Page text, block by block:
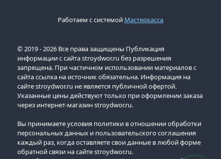
Работаем с системой Мастеркасса
© 2019 - 2026 Все права защищены Публикация
информации с сайта stroydwor.ru без разрешения
запрещена. При частичном использовании материалов с
сайта ссылка на источник обязательна. Информация на
сайте stroydwor.ru не является публичной офертой.
Указанные цены действуют только при оформлении заказа
через интернет-магазин stroydwor.ru.
Вы принимаете условия политики в отношении обработки
персональных данных и пользовательского соглашения
каждый раз, когда оставляете свои данные в любой форме
обратной связи на сайте stroydwor.ru.